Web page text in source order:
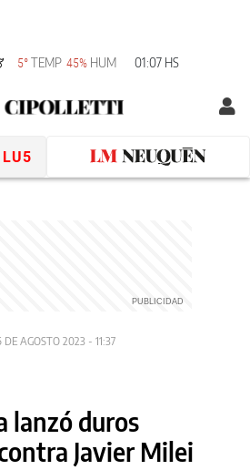
5° TEMP 45% HUM 01:07 HS
LU5
DE AGOSTO 2023 - 11:37
lanzó duros
Javier Milei